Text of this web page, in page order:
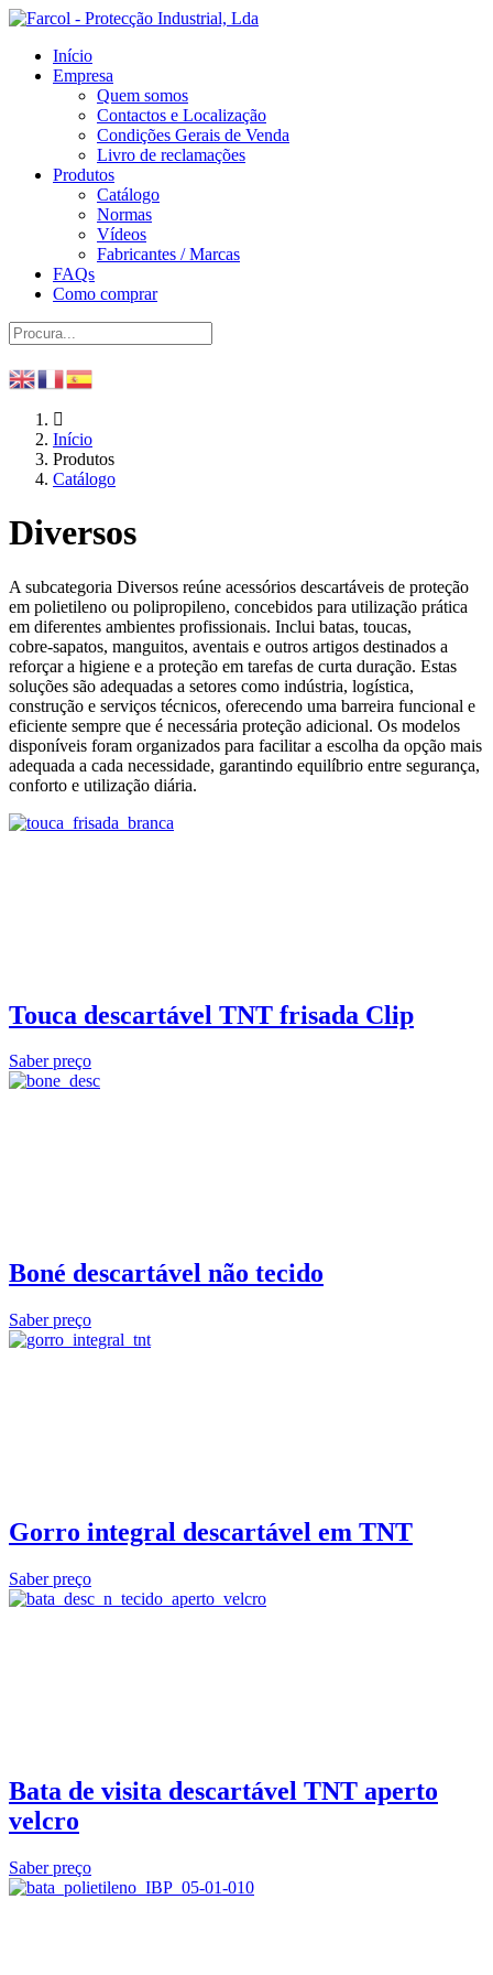
Início
Empresa
Quem somos
Contactos e Localização
Condições Gerais de Venda
Livro de reclamações
Produtos
Catálogo
Normas
Vídeos
Fabricantes / Marcas
FAQs
Como comprar
Início
Produtos
Catálogo
Diversos
A subcategoria Diversos reúne acessórios descartáveis de proteção
em polietileno ou polipropileno, concebidos para utilização prática
em diferentes ambientes profissionais. Inclui batas, toucas,
cobre‑sapatos, manguitos, aventais e outros artigos destinados a
reforçar a higiene e a proteção em tarefas de curta duração. Estas
soluções são adequadas a setores como indústria, logística,
construção e serviços técnicos, oferecendo uma barreira funcional e
eficiente sempre que é necessária proteção adicional. Os modelos
disponíveis foram organizados para facilitar a escolha da opção mais
adequada a cada necessidade, garantindo equilíbrio entre segurança,
conforto e utilização diária.
Touca descartável TNT frisada Clip
Saber preço
Boné descartável não tecido
Saber preço
Gorro integral descartável em TNT
Saber preço
Bata de visita descartável TNT aperto
velcro
Saber preço